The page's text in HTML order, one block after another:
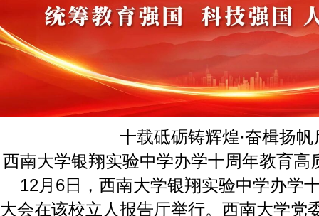
十载砥砺铸辉煌·奋楫扬帆
西南大学银翔实验中学办学十周年教育高
12月6日，西南大学银翔实验中学办学
大会在该校立人报告厅举行。西南大学党